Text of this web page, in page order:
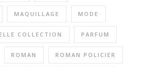
MAQUILLAGE MODE
COLLECTION PARFUM
ROMAN ROMAN POLICIER